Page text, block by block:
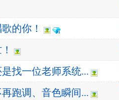
的你！
找一位老师系统...
跑调、音色瞬间...